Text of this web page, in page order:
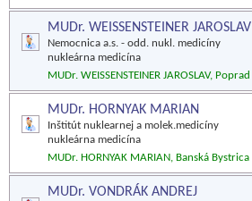
MUDr. WEISSENSTEINER JAROSLAV
Nemocnica a.s. - odd. nukl. medicíny
nukleárna medicína
MUDr. WEISSENSTEINER JAROSLAV, Poprad
MUDr. HORNYAK MARIAN
Inštitút nuklearnej a molek.medicíny
nukleárna medicína
MUDr. HORNYAK MARIAN, Banská Bystrica
MUDr. VONDRÁK ANDREJ